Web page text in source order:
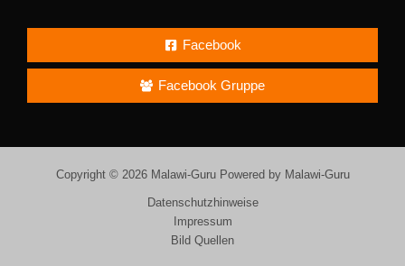
Facebook
Facebook Gruppe
Copyright © 2026 Malawi-Guru Powered by Malawi-Guru
Datenschutzhinweise
Impressum
Bild Quellen